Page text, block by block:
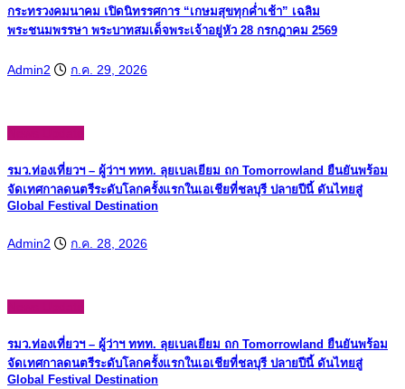
กระทรวงคมนาคม เปิดนิทรรศการ “เกษมสุขทุกค่ำเช้า” เฉลิม
พระชนมพรรษา พระบาทสมเด็จพระเจ้าอยู่หัว 28 กรกฎาคม 2569
Admin2 ก.ค. 29, 2026
รมว.ท่องเที่ยวฯ – ผู้ว่าฯ ททท. ลุยเบลเยียม ถก Tomorrowland ยืนยันพร้อม
จัดเทศกาลดนตรีระดับโลกครั้งแรกในเอเชียที่ชลบุรี ปลายปีนี้ ดันไทยสู่
Global Festival Destination
Admin2 ก.ค. 28, 2026
รมว.ท่องเที่ยวฯ – ผู้ว่าฯ ททท. ลุยเบลเยียม ถก Tomorrowland ยืนยันพร้อม
จัดเทศกาลดนตรีระดับโลกครั้งแรกในเอเชียที่ชลบุรี ปลายปีนี้ ดันไทยสู่
Global Festival Destination